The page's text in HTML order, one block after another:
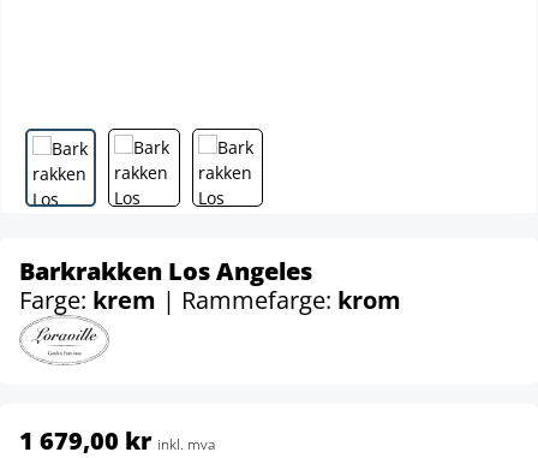
Barkrakken Los Angeles
Farge: krem | Rammefarge: krom
1 679,00 kr inkl. mva